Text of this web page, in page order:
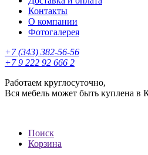
Контакты
О компании
Фотогалерея
+7 (343) 382-56-56
+7 9 222 92 666 2
Работаем круглосуточно,
Вся мебель может быть куплена
Поиск
Корзина